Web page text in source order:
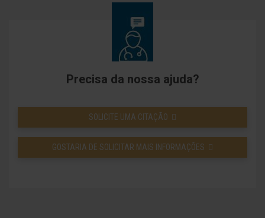
Precisa da nossa ajuda?
SOLICITE UMA CITAÇÃO
GOSTARIA DE SOLICITAR MAIS INFORMAÇÕES